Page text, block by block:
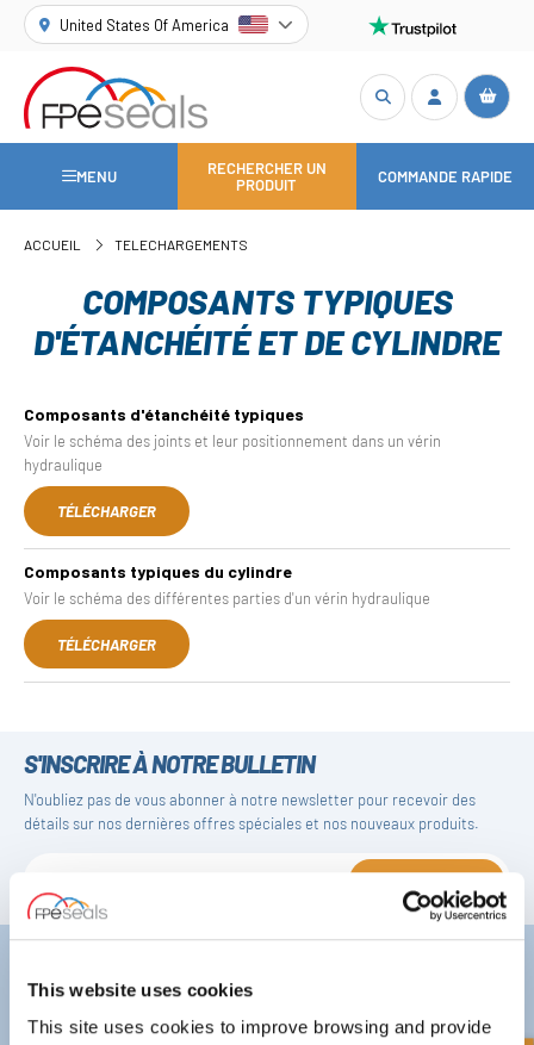
This website uses cookies
This site uses cookies to improve browsing and provide
United States Of America
MENU
RECHERCHER UN
PRODUIT
COMMANDE RAPIDE
ACCUEIL TELECHARGEMENTS
COMPOSANTS TYPIQUES
D'ÉTANCHÉITÉ ET DE CYLINDRE
Composants d'étanchéité typiques
Voir le schéma des joints et leur positionnement dans un vérin
hydraulique
TÉLÉCHARGER
Composants typiques du cylindre
Voir le schéma des différentes parties d'un vérin hydraulique
TÉLÉCHARGER
S'INSCRIRE À NOTRE BULLETIN
N'oubliez pas de vous abonner à notre newsletter pour recevoir des
détails sur nos dernières offres spéciales et nos nouveaux produits.
S'ABONNER
Téléphone: +44 (0) 1325 282732